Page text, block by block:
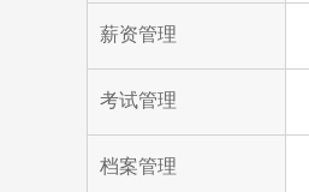
薪资管理
考试管理
档案管理